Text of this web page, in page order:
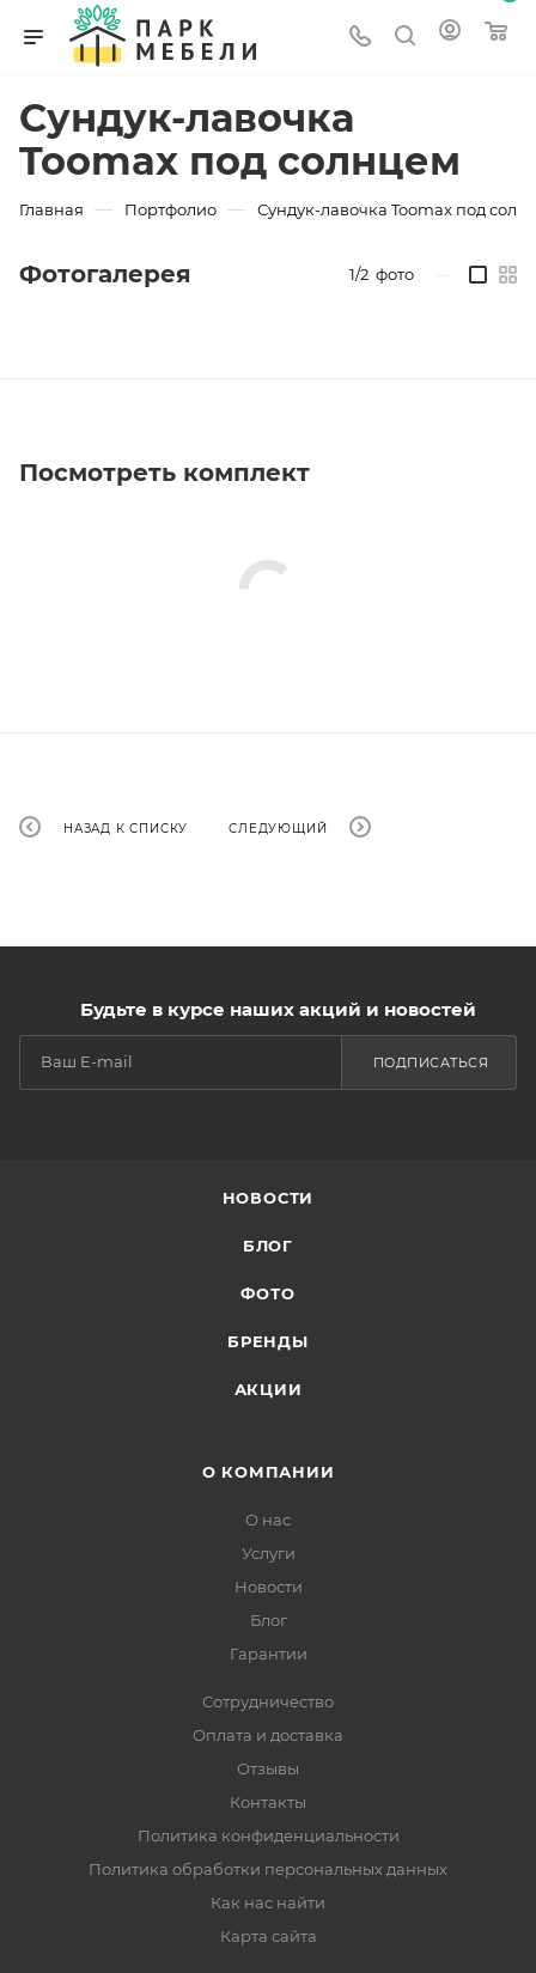
Сундук-лавочка
Toomax под солнцем
Главная — Портфолио — Сундук-лавочка Toomax под
Фотогалерея 1/2 фото
Посмотреть комплект
НАЗАД К СПИСКУ СЛЕДУЮЩИЙ
Будьте в курсе наших акций и новостей
ПОДПИСАТЬСЯ
НОВОСТИ
БЛОГ
ФОТО
БРЕНДЫ
АКЦИИ
О КОМПАНИИ
О нас
Услуги
Новости
Блог
Гарантии
Сотрудничество
Оплата и доставка
Отзывы
Контакты
Политика конфиденциальности
Политика обработки персональных данных
Как нас найти
Карта сайта